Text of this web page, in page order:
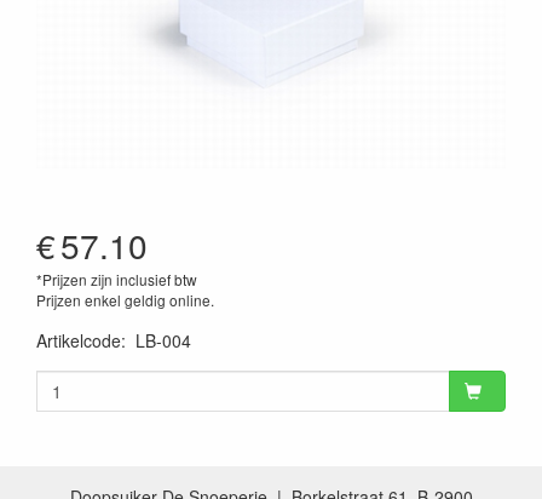
€57.10
*Prijzen zijn inclusief btw
Prijzen enkel geldig online.
Artikelcode: LB-004